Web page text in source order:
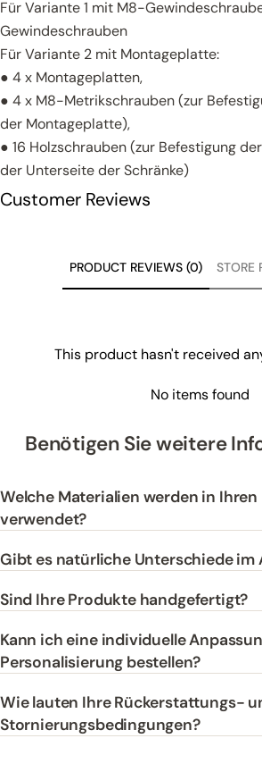
Für Variante 1 mit M8-
Gewindeschrauben
Für Variante 2 mit Montageplatte:
● 4 x Montageplatten,
● 4 x M8-Metrikschrauben (zur
der Montageplatte),
● 16 Holzschrauben (zur Befestigung
der Unterseite der Schränke)
Customer Reviews
PRODUCT REVIEWS (0) STORE
This product hasn't received
No items found
Benötigen Sie weitere
Welche Materialien werden in
verwendet?
Gibt es natürliche Unterschiede im
Sind Ihre Produkte handgefertigt?
Kann ich eine individuelle
Personalisierung bestellen?
Wie lauten Ihre Rückerstattungs-
Stornierungsbedingungen?